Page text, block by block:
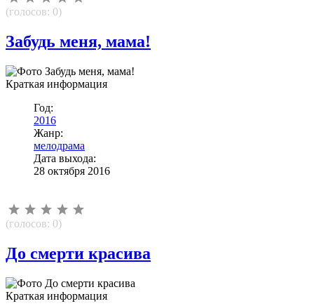
(голосов: 0)
Забудь меня, мама!
Краткая информация
Год:
2016
Жанр:
мелодрама
Дата выхода:
28 октября 2016
(голосов: 0)
До смерти красива
Краткая информация